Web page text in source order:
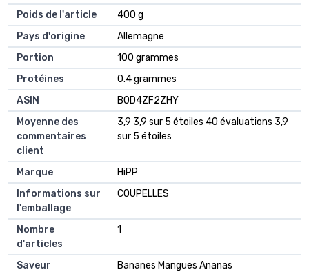
Poids de l'article
‎400 g
Pays d'origine
‎Allemagne
Portion
‎100 grammes
Protéines
‎0.4 grammes
ASIN
B0D4ZF2ZHY
Moyenne des
commentaires
client
3,9 3,9 sur 5 étoiles 40 évaluations 3,9
sur 5 étoiles
Marque
HiPP
Informations sur
l'emballage
COUPELLES
Nombre
d'articles
1
Saveur
Bananes Mangues Ananas